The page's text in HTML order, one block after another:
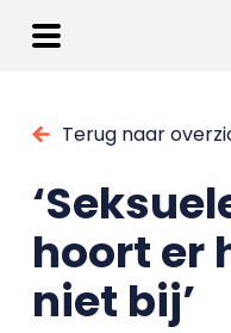
Terug naar
hoort er
niet bij’